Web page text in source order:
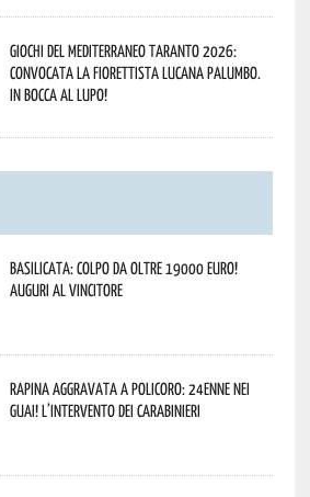
Giochi del Mediterraneo Taranto 2026:
convocata la fiorettista lucana Palumbo.
In bocca al lupo!
Basilicata: colpo da oltre 19000 Euro!
Auguri al vincitore
Rapina aggravata a Policoro: 24enne nei
guai! L’intervento dei Carabinieri